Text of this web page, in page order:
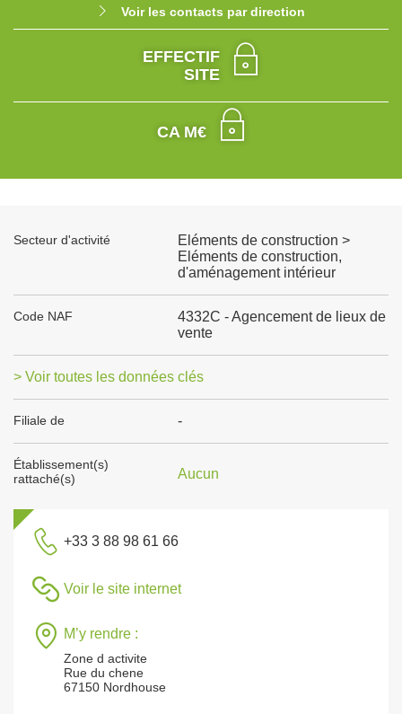
Voir les contacts par direction
EFFECTIF
SITE
CA M€
Secteur d'activité
Eléments de construction >
Eléments de construction,
d'aménagement intérieur
Code NAF
4332C - Agencement de lieux de
vente
> Voir toutes les données clés
Filiale de -
Établissement(s)
rattaché(s)
Aucun
+33 3 88 98 61 66
Voir le site internet
M’y rendre :
Zone d activite
Rue du chene
67150 Nordhouse